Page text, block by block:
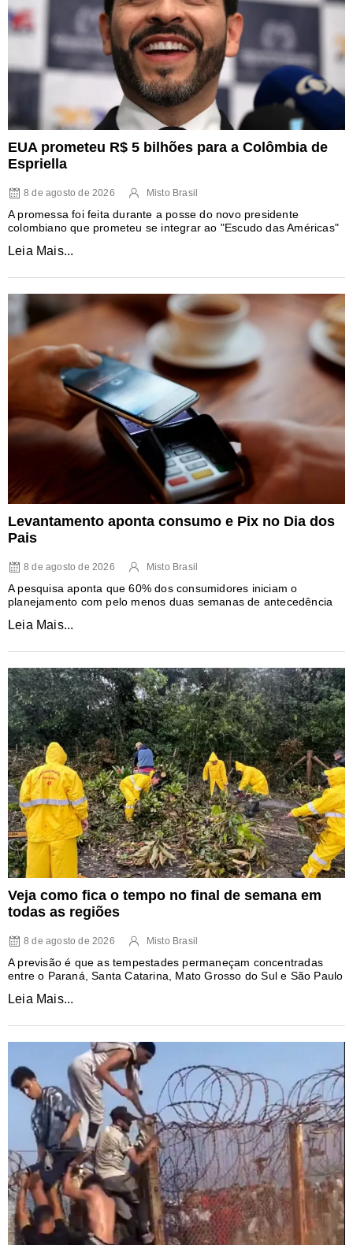
EUA prometeu R$ 5 bilhões para a Colômbia de
Espriella
8 de agosto de 2026 Misto Brasil
A promessa foi feita durante a posse do novo presidente
colombiano que prometeu se integrar ao "Escudo das Américas"
Leia Mais...
Levantamento aponta consumo e Pix no Dia dos
Pais
8 de agosto de 2026 Misto Brasil
A pesquisa aponta que 60% dos consumidores iniciam o
planejamento com pelo menos duas semanas de antecedência
Leia Mais...
Veja como fica o tempo no final de semana em
todas as regiões
8 de agosto de 2026 Misto Brasil
A previsão é que as tempestades permaneçam concentradas
entre o Paraná, Santa Catarina, Mato Grosso do Sul e São Paulo
Leia Mais...